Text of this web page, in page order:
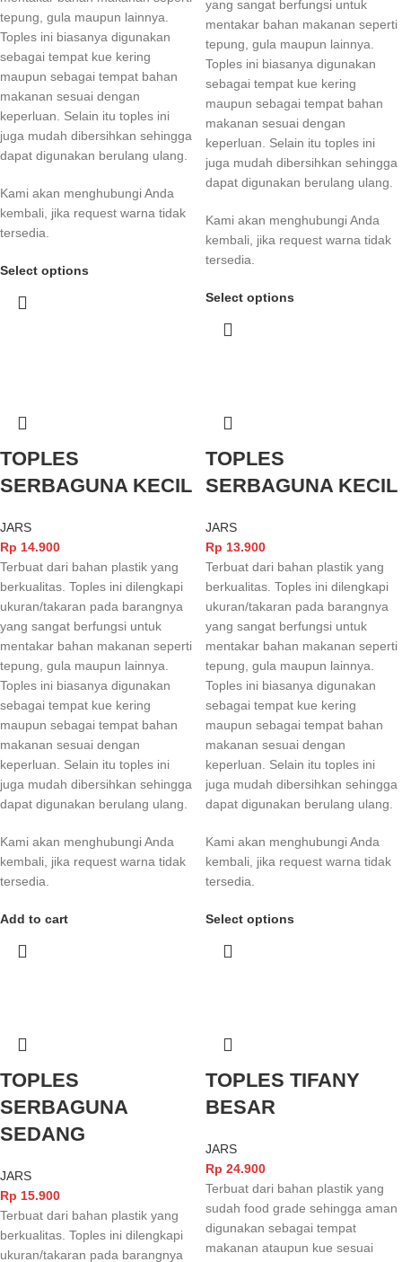
tepung, gula maupun lainnya.
Toples ini biasanya digunakan
sebagai tempat kue kering
maupun sebagai tempat bahan
makanan sesuai dengan
keperluan. Selain itu toples ini
juga mudah dibersihkan sehingga
dapat digunakan berulang ulang.
Kami akan menghubungi Anda
kembali, jika request warna tidak
tersedia.
Select options
yang sangat berfungsi untuk
mentakar bahan makanan seperti
tepung, gula maupun lainnya.
Toples ini biasanya digunakan
sebagai tempat kue kering
maupun sebagai tempat bahan
makanan sesuai dengan
keperluan. Selain itu toples ini
juga mudah dibersihkan sehingga
dapat digunakan berulang ulang.
Kami akan menghubungi Anda
kembali, jika request warna tidak
tersedia.
Select options
TOPLES
SERBAGUNA KECIL
JARS
Rp 14.900
Terbuat dari bahan plastik yang
berkualitas. Toples ini dilengkapi
ukuran/takaran pada barangnya
yang sangat berfungsi untuk
mentakar bahan makanan seperti
tepung, gula maupun lainnya.
Toples ini biasanya digunakan
sebagai tempat kue kering
maupun sebagai tempat bahan
makanan sesuai dengan
keperluan. Selain itu toples ini
juga mudah dibersihkan sehingga
dapat digunakan berulang ulang.
Kami akan menghubungi Anda
kembali, jika request warna tidak
tersedia.
Add to cart
TOPLES
SERBAGUNA KECIL
JARS
Rp 13.900
Terbuat dari bahan plastik yang
berkualitas. Toples ini dilengkapi
ukuran/takaran pada barangnya
yang sangat berfungsi untuk
mentakar bahan makanan seperti
tepung, gula maupun lainnya.
Toples ini biasanya digunakan
sebagai tempat kue kering
maupun sebagai tempat bahan
makanan sesuai dengan
keperluan. Selain itu toples ini
juga mudah dibersihkan sehingga
dapat digunakan berulang ulang.
Kami akan menghubungi Anda
kembali, jika request warna tidak
tersedia.
Select options
TOPLES
SERBAGUNA
SEDANG
JARS
Rp 15.900
Terbuat dari bahan plastik yang
berkualitas. Toples ini dilengkapi
ukuran/takaran pada barangnya
TOPLES TIFANY
BESAR
JARS
Rp 24.900
Terbuat dari bahan plastik yang
sudah food grade sehingga aman
digunakan sebagai tempat
makanan ataupun kue sesuai